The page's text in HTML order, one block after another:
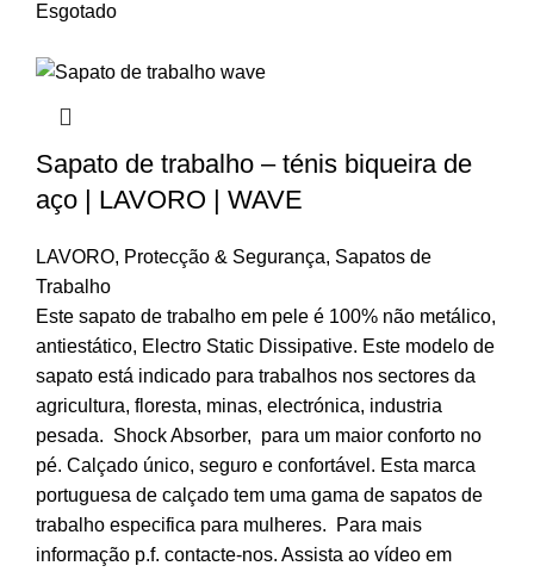
Esgotado
Sapato de trabalho – ténis biqueira de
aço | LAVORO | WAVE
LAVORO, Protecção & Segurança, Sapatos de
Trabalho
Este sapato de trabalho em pele é 100% não metálico,
antiestático, Electro Static Dissipative. Este modelo de
sapato está indicado para trabalhos nos sectores da
agricultura, floresta, minas, electrónica, industria
pesada. Shock Absorber, para um maior conforto no
pé. Calçado único, seguro e confortável. Esta marca
portuguesa de calçado tem uma gama de sapatos de
trabalho especifica para mulheres. Para mais
informação p.f. contacte-nos. Assista ao vídeo em